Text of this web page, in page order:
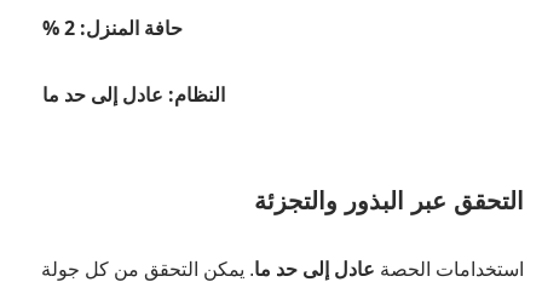
حافة المنزل: 2 %
النظام: عادل إلى حد ما
التحقق عبر البذور والتجزئة
استخدامات الحصة عادل إلى حد ما. يمكن التحقق من كل جولة